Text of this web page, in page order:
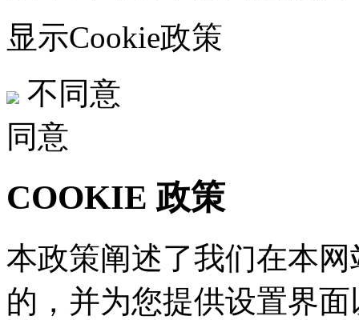
显示Cookie政策
不同意
同意
COOKIE 政策
本政策阐述了我们在本
的，并为您提供设置